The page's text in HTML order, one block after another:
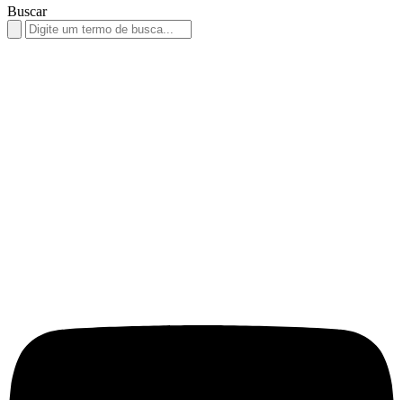
Buscar
Search
for: